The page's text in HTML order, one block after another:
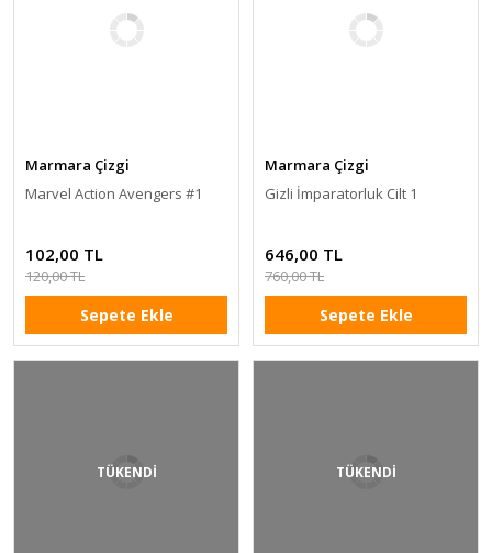
Marmara Çizgi
Marvel Action Avengers #1
102,00 TL
120,00 TL
Sepete Ekle
Marmara Çizgi
Gizli İmparatorluk Cilt 1
646,00 TL
760,00 TL
Sepete Ekle
TÜKENDİ TÜKENDİ